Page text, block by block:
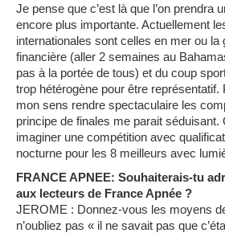
Je pense que c’est là que l’on prendra
encore plus importante. Actuellement
internationales sont celles en mer ou
financière (aller 2 semaines au
pas à la portée de tous) et du coup
trop hétérogène pour être représentatif.
mon sens rendre spectaculaire les
principe de finales me parait séduisant.
imaginer une compétition avec
nocturne pour les 8 meilleurs avec
FRANCE APNEE: Souhaiterais-tu
aux lecteurs de France Apnée ?
JEROME : Donnez-vous les moyens
n’oubliez pas « il ne savait pas que